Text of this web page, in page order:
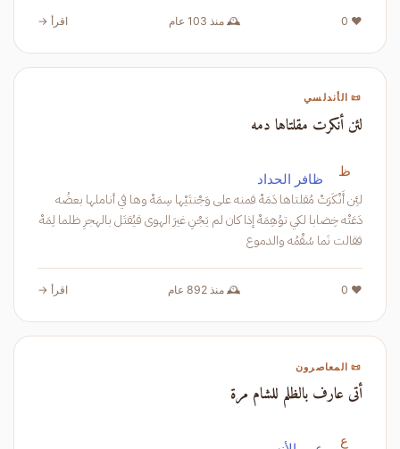
❤️ 0 🕰️ منذ 103 عام اقرأ →
📜 الأندلسي
لئن أنكرت مقلتاها دمه
ظ ظافر الحداد
لئِن أَنْكَرَتْ مُقلتاها دَمَهْ فمنه على وَجْنتَيْها سِمَهْ وها في أناملها بعضُه
دَعَتْه خِضابا لكي توُهِمَهْ إذا كان لم يَجْنِ غيرَ الهوى فيُقتَل بالهجرِ ظلما لِمَهْ
فقالت نَما سُقْمُه والدموع
❤️ 0 🕰️ منذ 892 عام اقرأ →
📜 المعاصرون
أتى عارف بالظلم للشام مرة
ع